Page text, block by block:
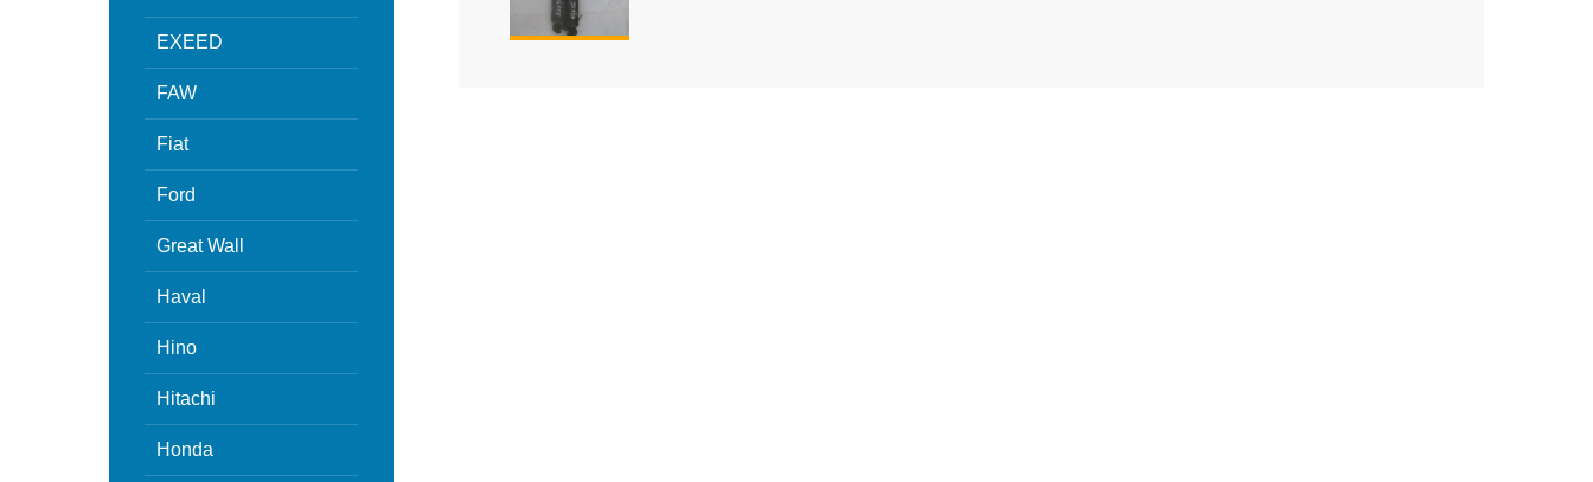
EXEED
FAW
Fiat
Ford
Great Wall
Haval
Hino
Hitachi
Honda